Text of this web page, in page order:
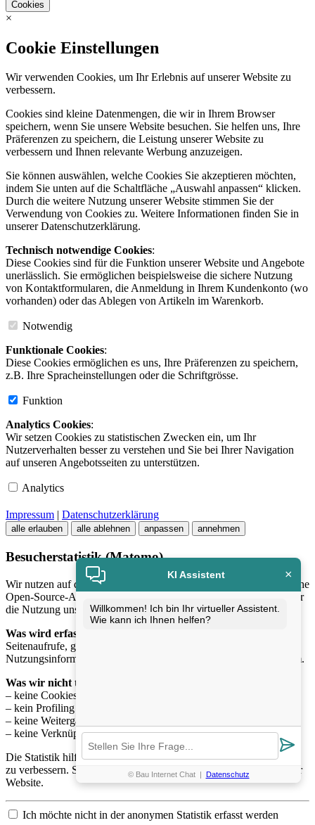
Cookies
×
Cookie Einstellungen
Wir verwenden Cookies, um Ihr Erlebnis auf unserer Website zu
verbessern.
Cookies sind kleine Datenmengen, die wir in Ihrem Browser
speichern, wenn Sie unsere Website besuchen. Sie helfen uns, Ihre
Präferenzen zu speichern, die Leistung unserer Website zu
verbessern und Ihnen relevante Werbung anzuzeigen.
Sie können auswählen, welche Cookies Sie akzeptieren möchten,
indem Sie unten auf die Schaltfläche „Auswahl anpassen“ klicken.
Durch die weitere Nutzung unserer Website stimmen Sie der
Verwendung von Cookies zu. Weitere Informationen finden Sie in
unserer Datenschutzerklärung.
Technisch notwendige Cookies:
Diese Cookies sind für die Funktion unserer Website und Angebote
unerlässlich. Sie ermöglichen beispielsweise die sichere Nutzung
von Kontaktformularen, die Anmeldung in Ihrem Kundenkonto (wo
vorhanden) oder das Ablegen von Artikeln im Warenkorb.
Notwendig
Funktionale Cookies:
Diese Cookies ermöglichen es uns, Ihre Präferenzen zu speichern,
z.B. Ihre Spracheinstellungen oder die Schriftgrösse.
Funktion
Analytics Cookies:
Wir setzen Cookies zu statistischen Zwecken ein, um Ihr
Nutzerverhalten besser zu verstehen und Sie bei Ihrer Navigation
auf unseren Angebotsseiten zu unterstützen.
Analytics
Impressum | Datenschutzerklärung
alle erlauben alle ablehnen anpassen annehmen
Besucherstatistik (Matomo)
Wir nutzen auf dieser Website
, eine datenschutzfreundliche
Open-Source-Analyse-Software, um anonymisierte Statistiken über
die Nutzung unserer Website zu erhalten.
Was wird erfasst?
Seitenaufrufe, genutzte Geräteklassen und allgemeine
Nutzungsinformationen – ausschliesslich in
anonymisierter Form.
Was wir nicht tun:
– keine Cookies zur Wiedererkennung
– kein Profiling einzelner Nutzer
– keine Weitergabe der Daten an Dritte
– keine Verknüpfung mit personenbezogenen Daten
Die Statistik hilft uns dabei, Inhalte und Funktionen kontinuierlich
zu verbessern. Sie hat keinerlei Auswirkungen auf die Nutzung der
Website.
Ich möchte nicht in der anonymen Statistik erfasst werden
KI Assistent ×
Willkommen! Ich bin Ihr virtueller Assistent.
Wie kann ich Ihnen helfen?
© Bau Internet Chat| Datenschutz